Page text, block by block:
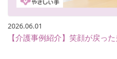
2026.06.01
【介護事例紹介】笑顔が戻っ